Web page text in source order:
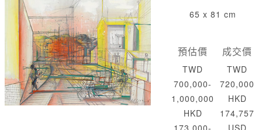
65 x 81 cm
預估價
TWD
700,000-
1,000,000
HKD
成交價
TWD
720,000
HKD
174,757